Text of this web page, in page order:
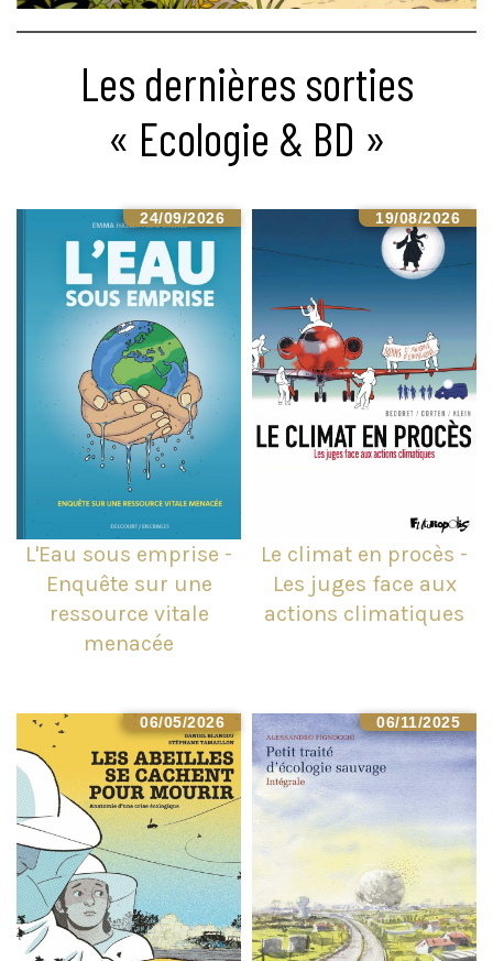
Les dernières sorties
« Ecologie & BD »
24/09/2026
L'Eau sous emprise -
Enquête sur une
ressource vitale
menacée
19/08/2026
Le climat en procès -
Les juges face aux
actions climatiques
06/05/2026 06/11/2025